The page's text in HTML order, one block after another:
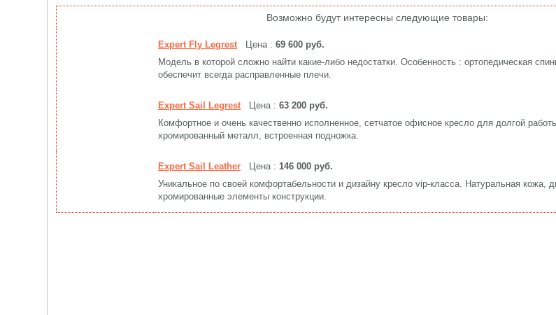
Возможно будут интересны следующие товары:
Expert Fly LegrestЦена : 69 600 руб.
Модель в которой сложно найти какие-либо недостатки. Особенность : ортопедическая
обеспечит всегда расправленные плечи.
Expert Sail LegrestЦена : 63 200 руб.
Комфортное и очень качественно исполненное, сетчатое офисное кресло для долгой
хромированный металл, встроенная подножка.
Expert Sail Leather Цена : 146 000 руб.
Уникальное по своей комфортабельности и дизайну кресло vip-класса. Натуральная кожа,
хромированные элементы конструкции.